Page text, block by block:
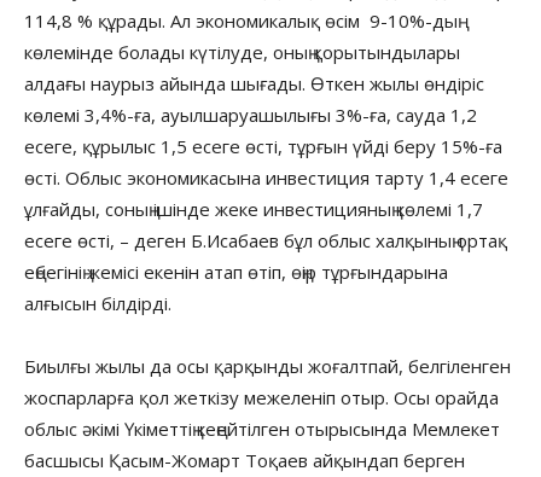
114,8 % құрады. Ал экономикалық өсім 9-10%-дың
көлемінде болады күтілуде, оның қорытындылары
алдағы наурыз айында шығады. Өткен жылы өндіріс
көлемі 3,4%-ға, ауылшаруашылығы 3%-ға, сауда 1,2
есеге, құрылыс 1,5 есеге өсті, тұрғын үйді беру 15%-ға
өсті. Облыс экономикасына инвестиция тарту 1,4 есеге
ұлғайды, соның ішінде жеке инвестицияның көлемі 1,7
есеге өсті, – деген Б.Исабаев бұл облыс халқының ортақ
еңбегінің жемісі екенін атап өтіп, өңір тұрғындарына
алғысын білдірді.
Биылғы жылы да осы қарқынды жоғалтпай, белгіленген
жоспарларға қол жеткізу межеленіп отыр. Осы орайда
облыс әкімі Үкіметтің кеңейтілген отырысында Мемлекет
басшысы Қасым-Жомарт Тоқаев айқындап берген